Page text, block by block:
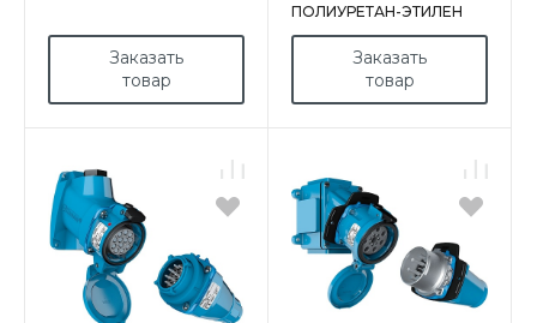
Заказать
товар
ПОЛИУРЕТАН-ЭТИЛЕН
Заказать
товар